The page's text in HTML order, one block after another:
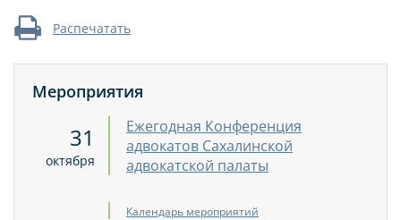
Распечатать
Мероприятия
31
октября
Ежегодная Конференция
адвокатов Сахалинской
адвокатской палаты
Календарь мероприятий